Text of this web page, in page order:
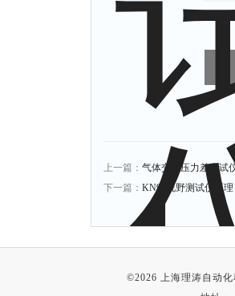
上一篇： 气体交换压力差测试
下一篇： KN95视野测试仪原理
©2026 上海理涛自动